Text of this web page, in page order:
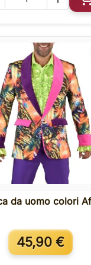
 Anteprima
da uomo colori
45,90 €